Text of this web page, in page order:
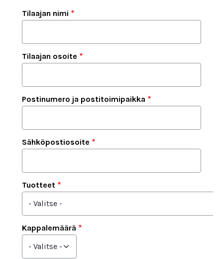
Tilaajan nimi
Tilaajan osoite
Postinumero ja postitoimipaikka
Sähköpostiosoite
Tuotteet
Kappalemäärä